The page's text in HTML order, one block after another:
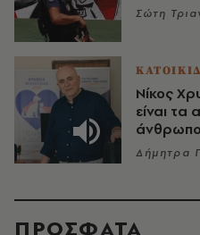
Σώτη
Νίκος
είναι τα
Δήμητρα
ΠΡΟΣΦΑΤΑ